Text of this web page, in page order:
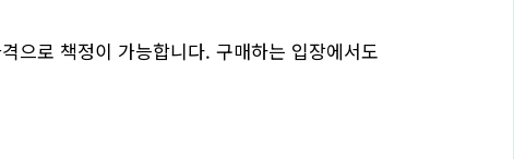
으로 책정이 가능합니다. 구매하는 입장에서도